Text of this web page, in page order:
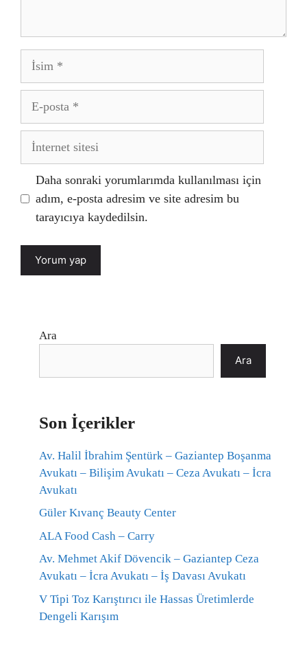
İsim
posta
İnternet
Daha sonraki yorumlarımda kullanılması için
adım, e-posta adresim ve site adresim bu
tarayıcıya kaydedilsin.
Ara
Ara
Son İçerikler
Av. Halil İbrahim Şentürk – Gaziantep Boşanma
Avukatı – Bilişim Avukatı – Ceza Avukatı – İcra
Avukatı
Güler Kıvanç Beauty Center
ALA Food Cash – Carry
Av. Mehmet Akif Dövencik – Gaziantep Ceza
Avukatı – İcra Avukatı – İş Davası Avukatı
V Tipi Toz Karıştırıcı ile Hassas Üretimlerde
Dengeli Karışım